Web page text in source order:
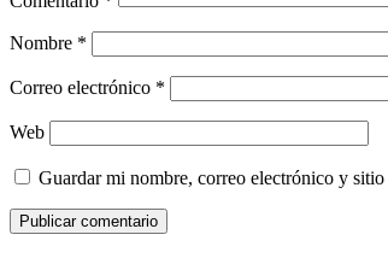
Nombre *
Correo electrónico *
Web
Guardar mi nombre, correo electrónico y